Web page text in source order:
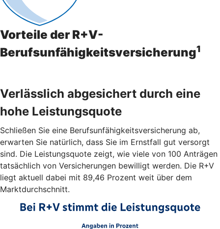
Vorteile der R+V-
Berufsunfähigkeitsversicherung1
Verlässlich abgesichert durch eine
hohe Leistungsquote
Schließen Sie eine Berufsunfähigkeitsversicherung ab,
erwarten Sie natürlich, dass Sie im Ernstfall gut versorgt
sind. Die Leistungsquote zeigt, wie viele von 100 Anträgen
tatsächlich von Versicherungen bewilligt werden. Die R+V
liegt aktuell dabei mit 89,46 Prozent weit über dem
Marktdurchschnitt.